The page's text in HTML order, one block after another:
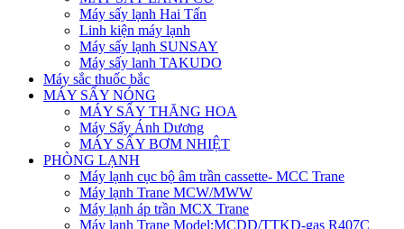
Máy sấy lạnh Hai Tấn
Linh kiện máy lạnh
Máy sấy lạnh SUNSAY
Máy sấy lanh TAKUDO
Máy sắc thuốc bắc
MÁY SẤY NÓNG
MÁY SẤY THĂNG HOA
Máy Sấy Ánh Dương
MÁY SẤY BƠM NHIỆT
PHÒNG LẠNH
Máy lạnh cục bộ âm trần cassette- MCC Trane
Máy lạnh Trane MCW/MWW
Máy lạnh áp trần MCX Trane
Máy lạnh Trane Model:MCDD/TTKD-gas R407C